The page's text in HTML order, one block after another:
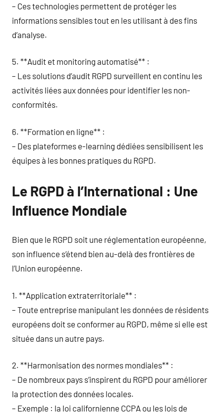
– Ces technologies permettent de protéger les
informations sensibles tout en les utilisant à des fins
d’analyse.
5. **Audit et monitoring automatisé** :
– Les solutions d’audit RGPD surveillent en continu les
activités liées aux données pour identifier les non-
conformités.
6. **Formation en ligne** :
– Des plateformes e-learning dédiées sensibilisent les
équipes à les bonnes pratiques du RGPD.
Le RGPD à l’International : Une
Influence Mondiale
Bien que le RGPD soit une réglementation européenne,
son influence s’étend bien au-delà des frontières de
l’Union européenne.
1. **Application extraterritoriale** :
– Toute entreprise manipulant les données de résidents
européens doit se conformer au RGPD, même si elle est
située dans un autre pays.
2. **Harmonisation des normes mondiales** :
– De nombreux pays s’inspirent du RGPD pour améliorer
la protection des données locales.
– Exemple : la loi californienne CCPA ou les lois de